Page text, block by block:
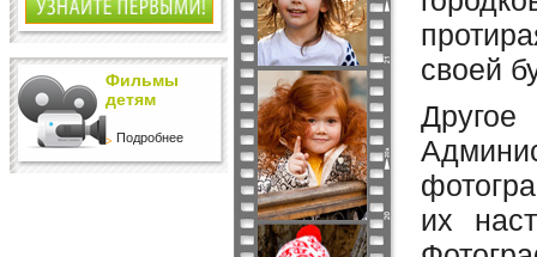
Фильмы
детям
Подробнее
своей
их